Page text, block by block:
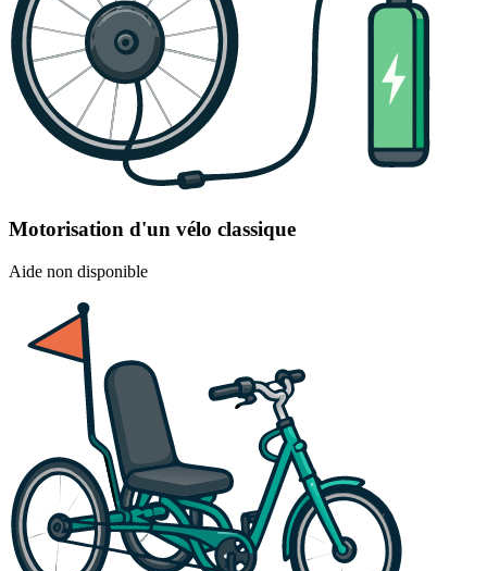
Motorisation d'un vélo classique
Aide non disponible